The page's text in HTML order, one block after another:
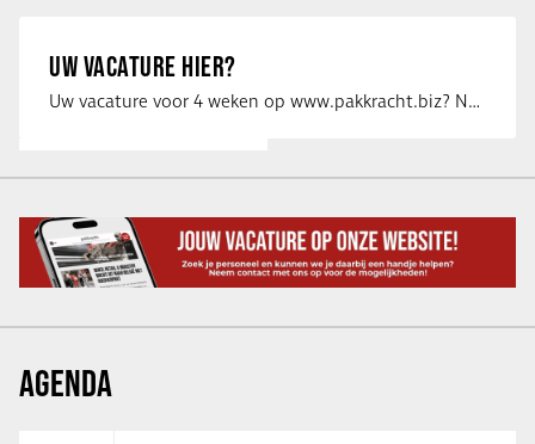
UW VACATURE HIER?
Uw vacature voor 4 weken op www.pakkracht.biz? Neem dan contact op met Yannick van …
AGENDA